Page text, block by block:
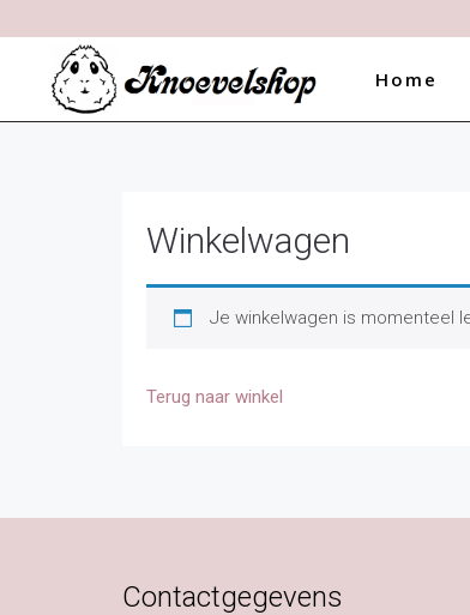
In de komende
Home
Winkelwagen
Je winkelwagen is momenteel
Terug naar winkel
Contactgegevens